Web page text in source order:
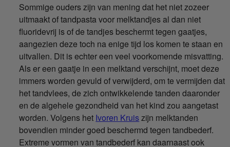
Sommige ouders zijn van mening dat het niet zozeer
uitmaakt of tandpasta voor melktandjes al dan niet
fluoridevrij is of de tandjes beschermt tegen gaatjes,
aangezien deze toch na enige tijd los komen te staan en
uitvallen. Dit is echter een veel voorkomende misvatting.
Als er een gaatje in een melktand verschijnt, moet deze
immers worden gevuld of verwijderd, om te vermijden dat
het tandvlees, de zich ontwikkelende tanden daaronder
en de algehele gezondheid van het kind zou aangetast
worden. Volgens het Ivoren Kruiszijn melktanden
bovendien minder goed beschermd tegen tandbederf.
Extreme vormen van tandbederf kan daarnaast ook